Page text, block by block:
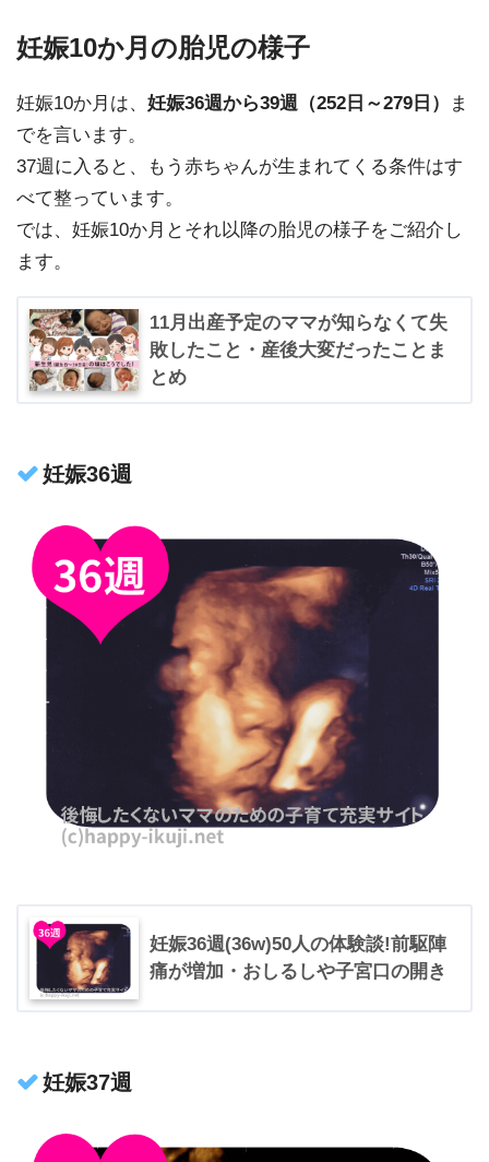
妊娠10か月の胎児の様子
妊娠10か月は、 妊娠36週から39週（252日～279日）
ま
でを言います。
37週に入ると、もう赤ちゃんが生まれてくる条件はす
べて整っています。
では、妊娠10か月とそれ以降の胎児の様子をご紹介し
ます。
11月出産予定のママが知らなくて失
敗したこと・産後大変だったことま
とめ
妊娠36週
妊娠36週(36w)50人の体験談!前駆陣
痛が増加・おしるしや子宮口の開き
妊娠37週